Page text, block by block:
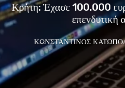
Κρήτη: Έχασε 100.000
επενδυτική
ΚΩΝΣΤΑΝΤΙΝΟΣ